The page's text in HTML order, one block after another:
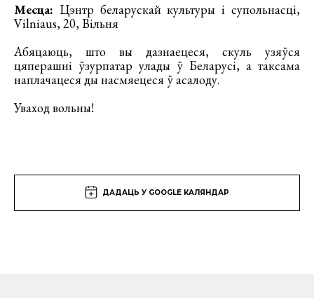
Месца: Цэнтр беларускай культуры і супольнасці,
Vilniaus, 20, Вільня
Абяцаюць, што вы дазнаецеся, скуль узяўся
цяперашні ўзурпатар улады ў Беларусі, а таксама
наплачацеся ды насмяецеся ў асалоду.
Уваход вольны!
ДАДАЦЬ У GOOGLE КАЛЯНДАР